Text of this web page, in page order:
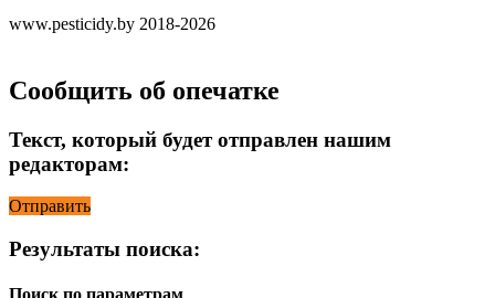
www.pesticidy.by 2018-2026
Сообщить об опечатке
Текст, который будет отправлен нашим
редакторам:
Отправить
Результаты поиска: